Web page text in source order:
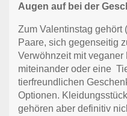
Augen auf bei der
Zum Valentinstag gehört
Paare, sich gegenseitig
Verwöhnzeit mit
miteinander oder eine
tierfreundlichen
Optionen.
gehören aber definitiv